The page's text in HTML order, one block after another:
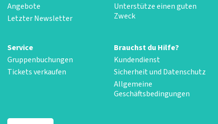
Angebote
Letzter Newsletter
Unterstütze einen guten
Zweck
Service
Gruppenbuchungen
Tickets verkaufen
Brauchst du Hilfe?
Kundendienst
Sicherheit und Datenschutz
Allgemeine
Geschäftsbedingungen